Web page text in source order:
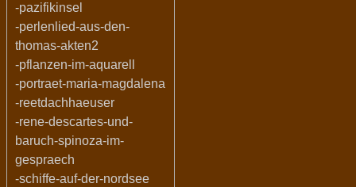
-pazifikinsel
-perlenlied-aus-den-
thomas-akten2
-pflanzen-im-aquarell
-portraet-maria-magdalena
-reetdachhaeuser
-rene-descartes-und-
baruch-spinoza-im-
gespraech
-schiffe-auf-der-nordsee